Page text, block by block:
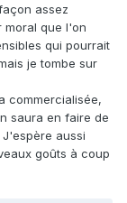
assez
moral que l'on
qui pourrait
je tombe sur
commercialisée,
saura en faire de
aussi
goûts à coup